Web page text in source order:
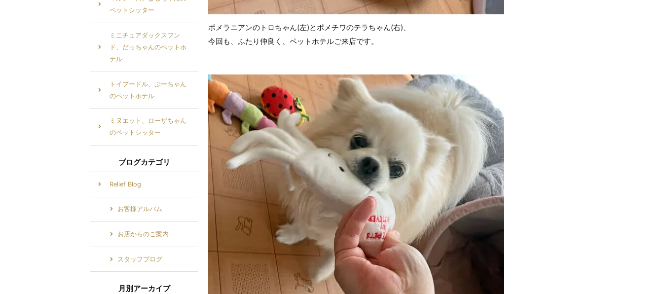
ポメラニアンのトロちゃん(左)とポメチワのテラちゃん(右)、
今回も、ふたり仲良く、ペットホテルご来店です。
ペットシッター
ミニチュアダックスフン
ド、だっちゃんのペットホ
テル
トイプードル、ぷーちゃん
のペットホテル
ミヌエット、ローザちゃん
のペットシッター
ブログカテゴリ
Relief Blog
お客様アルバム
お店からのご案内
スタッフブログ
月別アーカイブ